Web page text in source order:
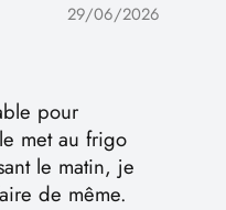
29/06/2026
pour
met au frigo
le matin, je
de même.